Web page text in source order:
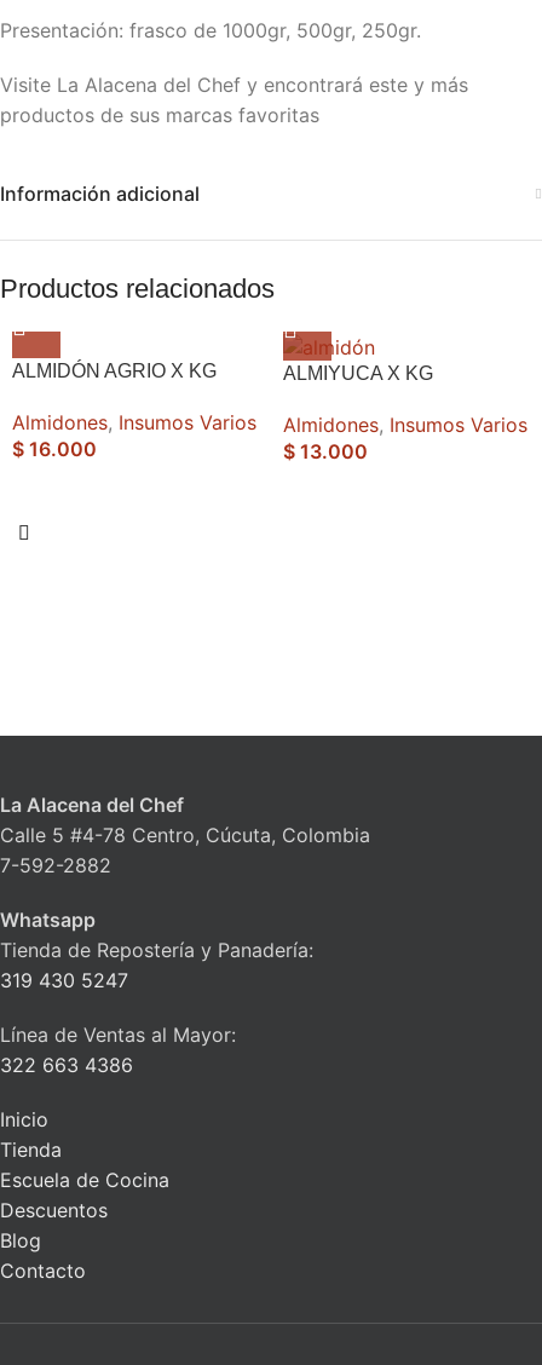
Presentación: frasco de 1000gr, 500gr, 250gr.
Visite La Alacena del Chef y encontrará este y más
productos de sus marcas favoritas
Información adicional
Productos relacionados
ALMIDÓN AGRIO X KG
Almidones, Insumos Varios
$ 16.000
ALMIYUCA X KG
Almidones, Insumos Varios
$ 13.000
La Alacena del Chef
Calle 5 #4-78 Centro, Cúcuta, Colombia
7-592-2882
Whatsapp
Tienda de Repostería y Panadería:
319 430 5247
Línea de Ventas al Mayor:
322 663 4386
Inicio
Tienda
Escuela de Cocina
Descuentos
Blog
Contacto